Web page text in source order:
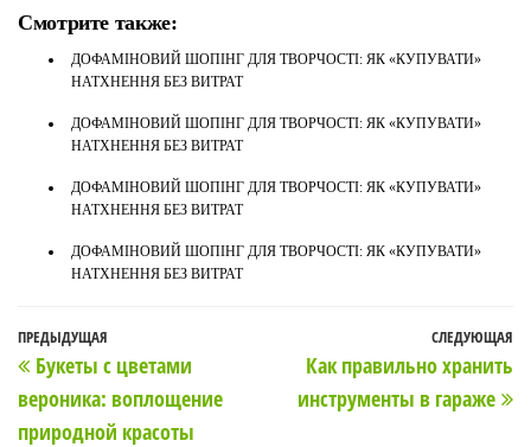
Смотрите также:
ДОФАМІНОВИЙ ШОПІНГ ДЛЯ ТВОРЧОСТІ: ЯК «КУПУВАТИ»
НАТХНЕННЯ БЕЗ ВИТРАТ
ДОФАМІНОВИЙ ШОПІНГ ДЛЯ ТВОРЧОСТІ: ЯК «КУПУВАТИ»
НАТХНЕННЯ БЕЗ ВИТРАТ
ДОФАМІНОВИЙ ШОПІНГ ДЛЯ ТВОРЧОСТІ: ЯК «КУПУВАТИ»
НАТХНЕННЯ БЕЗ ВИТРАТ
ДОФАМІНОВИЙ ШОПІНГ ДЛЯ ТВОРЧОСТІ: ЯК «КУПУВАТИ»
НАТХНЕННЯ БЕЗ ВИТРАТ
Навигация
по
записям
Предыдущая
запись
ПРЕДЫДУЩАЯ
Букеты с цветами
вероника: воплощение
природной красоты
СЛЕДУЮЩАЯ
Как правильно хранить
инструменты в гараже